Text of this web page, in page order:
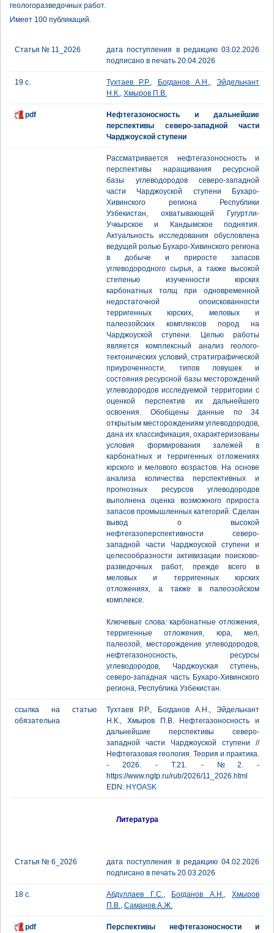
геологоразведочных работ.
Имеет 100 публикаций.
Статья № 11_2026
дата поступления в редакцию 03.02.2026
подписано в печать 20.04.2026
19 с. Тухтаев Р.Р., Богданов А.Н., Эйдельнант
Н.К., Хмыров П.В.
pdf
Нефтегазоносность и дальнейшие
перспективы северо-западной части
Чарджоуской ступени
Рассматривается нефтегазоносность и
перспективы наращивания ресурсной
базы углеводородов северо-западной
части Чарджоуской ступени Бухаро-
Хивинского региона Республики
Узбекистан, охватывающей Гугуртли-
Учкырское и Кандымское поднятия.
Актуальность исследования обусловлена
ведущей ролью Бухаро-Хивинского региона
в добыче и приросте запасов
углеводородного сырья, а также высокой
степенью изученности юрских
карбонатных толщ при одновременной
недостаточной опоискованности
терригенных юрских, меловых и
палеозойских комплексов пород на
Чарджоуской ступени. Целью работы
является комплексный анализ геолого-
тектонических условий, стратиграфической
приуроченности, типов ловушек и
состояния ресурсной базы месторождений
углеводородов исследуемой территории с
оценкой перспектив их дальнейшего
освоения. Обобщены данные по 34
открытым месторождениям углеводородов,
дана их классификация, охарактеризованы
условия формирования залежей в
карбонатных и терригенных отложениях
юрского и мелового возрастов. На основе
анализа количества перспективных и
прогнозных ресурсов углеводородов
выполнена оценка возможного прироста
запасов промышленных категорий. Сделан
вывод о высокой
нефтегазоперспективности северо-
западной части Чарджоуской ступени и
целесообразности активизации поисково-
разведочных работ, прежде всего в
меловых и терригенных юрских
отложениях, а также в палеозойском
комплексе.
Ключевые слова: карбонатные отложения,
терригенные отложения, юра, мел,
палеозой, месторождение углеводородов,
нефтегазоносность, ресурсы
углеводородов, Чарджоуская ступень,
северо-западная часть Бухаро-Хивинского
региона, Республика Узбекистан.
ссылка на статью
обязательна
Тухтаев Р.Р., Богданов А.Н., Эйдельнант
Н.К., Хмыров П.В. Нефтегазоносность и
дальнейшие перспективы северо-
западной части Чарджоуской ступени //
Нефтегазовая геология. Теория и практика.
- 2026. - Т.21. - №2. -
https://www.ngtp.ru/rub/2026/11_2026.html
EDN: HYOASK
Литература
Статья № 6_2026
дата поступления в редакцию 04.02.2026
подписано в печать 20.03.2026
18 с. Абдуллаев Г.С., Богданов А.Н., Хмыров
П.В., Саманов А.Ж.
pdf
Перспективы нефтегазоносности и